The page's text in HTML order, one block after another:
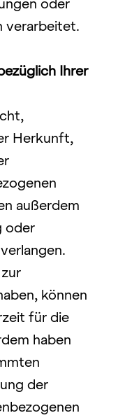
oder
verarbeitet.
Ihrer
Herkunft,
außerdem
oder
können
für die
haben
der